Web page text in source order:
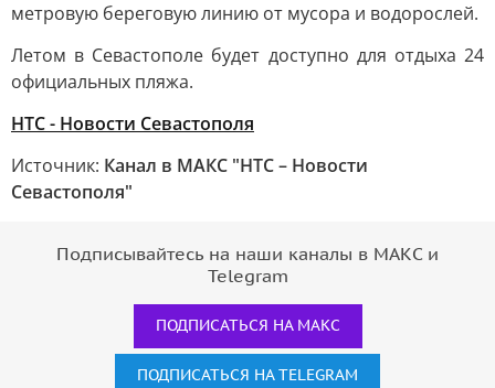
метровую береговую линию от мусора и водорослей.
Летом в Севастополе будет доступно для отдыха 24
официальных пляжа.
НТС - Новости Севастополя
Источник: Канал в МАКС "НТС – Новости
Севастополя"
Подписывайтесь на наши каналы в МАКС и
Telegram
ПОДПИСАТЬСЯ НА МАКС
ПОДПИСАТЬСЯ НА TELEGRAM